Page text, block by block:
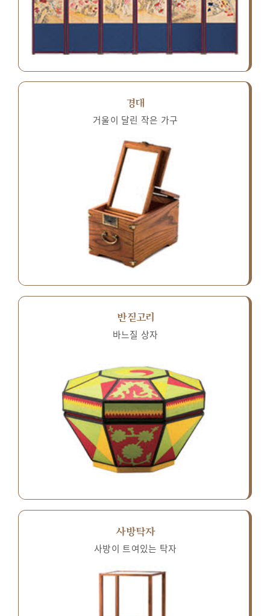
경대
거울이 달린 작은 가구
반짇고리
바느질 상자
사방탁자
사방이 트여있는 탁자